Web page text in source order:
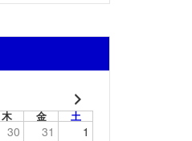
木 金 土
30 31 1